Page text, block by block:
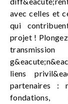
avec celles et
qui
projet !
liens
partenaires :
fondations,